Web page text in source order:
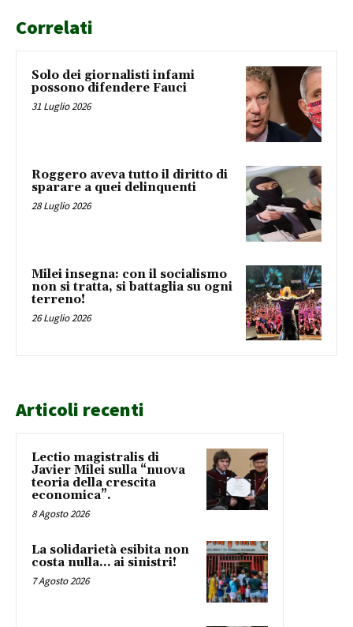
Correlati
Solo dei giornalisti infami
possono difendere Fauci
31 Luglio 2026
Roggero aveva tutto il diritto di
sparare a quei delinquenti
28 Luglio 2026
Milei insegna: con il socialismo
non si tratta, si battaglia su ogni
terreno!
26 Luglio 2026
Articoli recenti
Lectio magistralis di
Javier Milei sulla “nuova
teoria della crescita
economica”.
8 Agosto 2026
La solidarietà esibita non
costa nulla… ai sinistri!
7 Agosto 2026